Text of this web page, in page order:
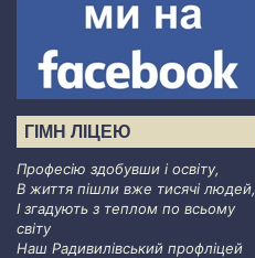
ГІМН ЛІЦЕЮ
Професію здобувши і освіту,
В життя пішли вже тисячі людей,
І згадують з теплом по всьому
світу
Наш Радивилівський профліцей